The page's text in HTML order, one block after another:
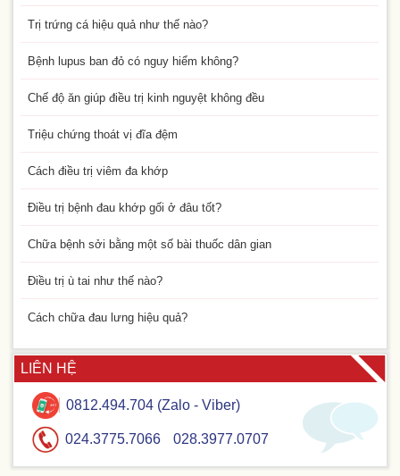
Trị trứng cá hiệu quả như thế nào?
Bệnh lupus ban đỏ có nguy hiểm không?
Chế độ ăn giúp điều trị kinh nguyệt không đều
Triệu chứng thoát vị đĩa đệm
Cách điều trị viêm đa khớp
Điều trị bệnh đau khớp gối ở đâu tốt?
Chữa bệnh sởi bằng một số bài thuốc dân gian
Điều trị ù tai như thế nào?
Cách chữa đau lưng hiệu quả?
LIÊN HỆ
0812.494.704 (Zalo - Viber)
024.3775.7066 028.3977.0707